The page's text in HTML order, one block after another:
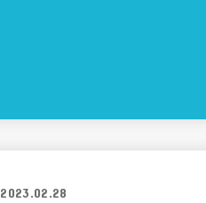
2023.02.28